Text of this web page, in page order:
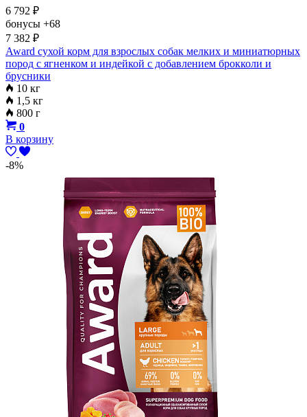
6 792 ₽
бонусы +68
7 382 ₽
Award сухой корм для взрослых собак мелких и миниатюрных
пород с ягненком и индейкой с добавлением брокколи и
брусники
10 кг
1,5 кг
800 г
0
В корзину
-8%